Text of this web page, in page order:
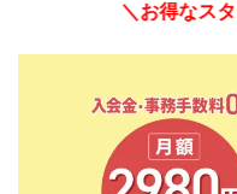
＼お得なス